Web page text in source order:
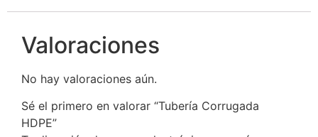
Valoraciones
No hay valoraciones aún.
Sé el primero en valorar “Tubería Corrugada
HDPE”